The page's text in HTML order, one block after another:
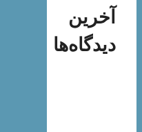
آخرین
دیدگاه‌ها